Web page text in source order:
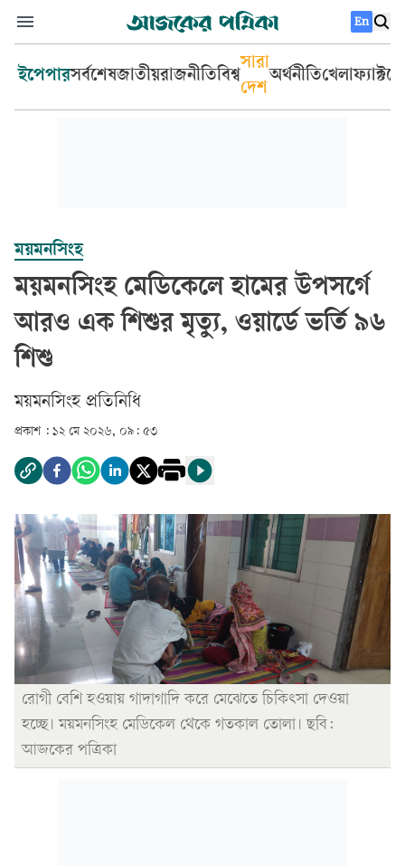
En
ইপেপারসর্বশেষজাতীয়রাজনীতিবিশ্ব
সারা
দেশ
অর্থনীতিখেলা
ময়মনসিংহ
ময়মনসিংহ মেডিকেলে হামের উপসর্গে
আরও এক শিশুর মৃত্যু, ওয়ার্ডে ভর্তি ৯৬
শিশু
ময়মনসিংহ প্রতিনিধি
প্রকাশ : ১২ মে ২০২৬, ০৯: ৫৩
রোগী বেশি হওয়ায় গাদাগাদি করে মেঝেতে চিকিৎসা দেওয়া
হচ্ছে। ময়মনসিংহ মেডিকেল থেকে গতকাল তোলা। ছবি:
আজকের পত্রিকা